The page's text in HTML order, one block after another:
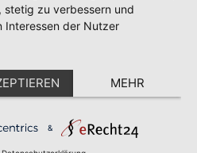
stetig zu verbessern und
Interessen der Nutzer
MEHR
&